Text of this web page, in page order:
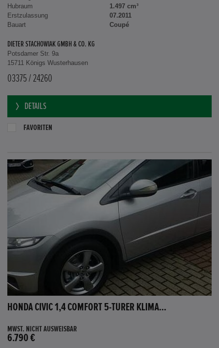
Hubraum
1.497 cm³
Erstzulassung
07.2011
Bauart
Coupé
DIETER STACHOWIAK GMBH & CO. KG
Potsdamer Str. 9a
15711 Königs Wusterhausen
03375 / 24260
DETAILS
FAVORITEN
HONDA CIVIC 1,4 COMFORT 5-TÜRER KLIMA...
MWST. NICHT AUSWEISBAR
6.790 €